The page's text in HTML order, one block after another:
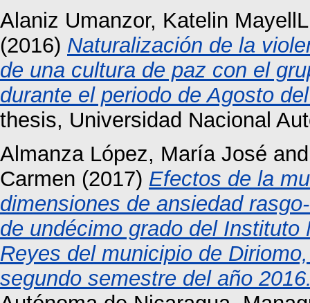
Alaniz Umanzor, Katelin MayellL
(2016) Naturalización de la
de una cultura de paz con el
durante el periodo de Agosto
thesis, Universidad Nacional
Almanza López, María José
Carmen (2017) Efectos de la
dimensiones de ansiedad
de undécimo grado del
Reyes del municipio de
segundo semestre del año